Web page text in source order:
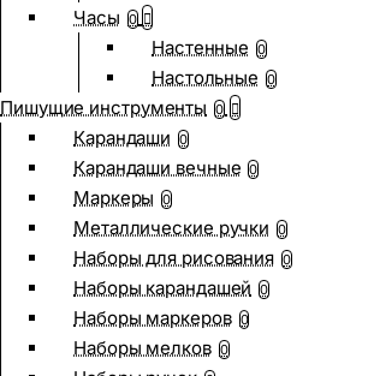
Часы 0
Настенные 0
Настольные 0
Пишущие инструменты 0
Карандаши 0
Карандаши вечные 0
Маркеры 0
Металлические ручки 0
Наборы для рисования 0
Наборы карандашей 0
Наборы маркеров 0
Наборы мелков 0